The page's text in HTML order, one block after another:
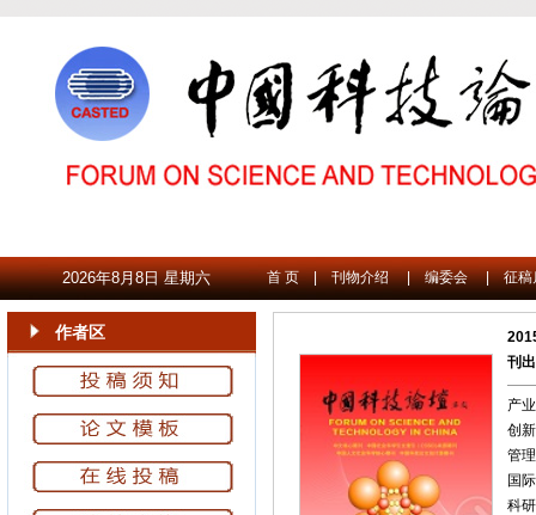
2026年8月8日 星期六 首 页 | 刊物介绍 | 编委会 | 征稿
作者区
刊
产
创
管
国
科